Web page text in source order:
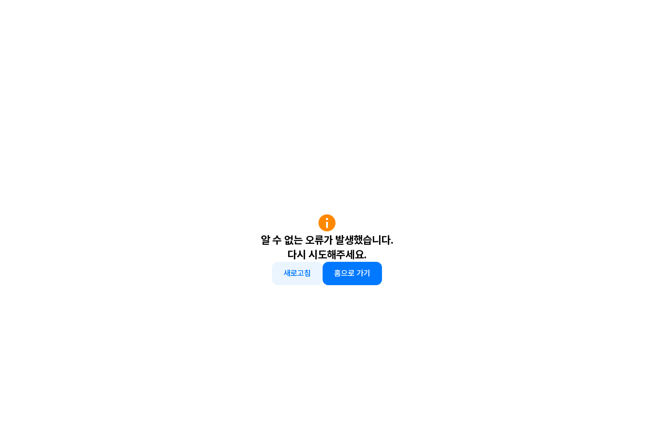
알 수 없는 오류가 발생했습니다.
다시 시도해주세요.
새로고침 홈으로 가기